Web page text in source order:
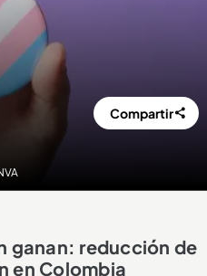
Compartir
ganan: reducción de
en Colombia